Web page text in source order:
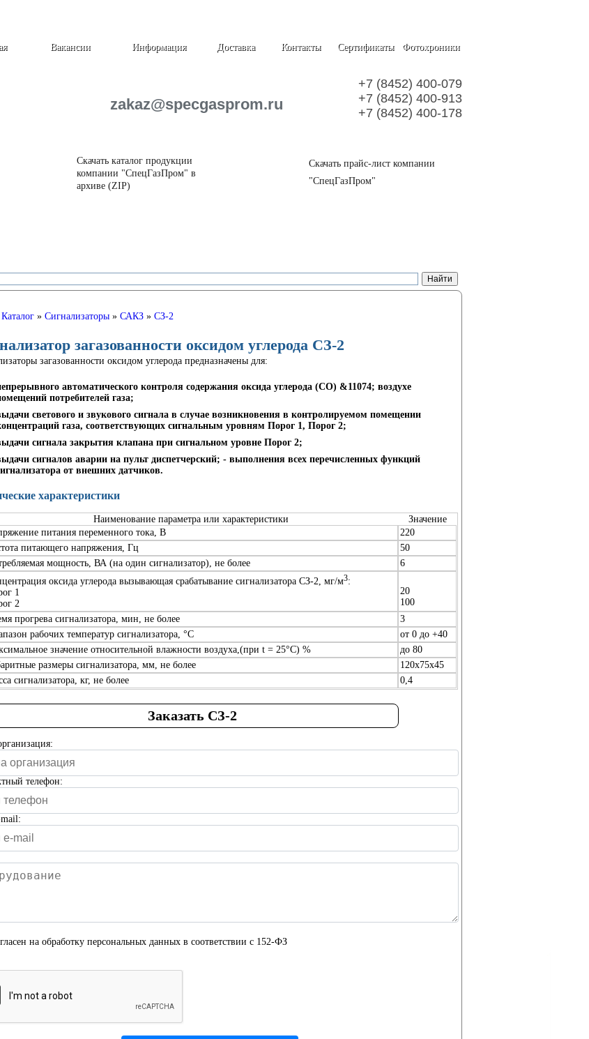
Фотохроники
Сертификаты
Контакты
Доставка
Информация
Вакансии
zakaz@specgasprom.ru
+7 (8452) 400-079
+7 (8452) 400-913
+7 (8452) 400-178
Скачать каталог продукции
компании "СпецГазПром" в
архиве (ZIP)
Скачать прайс-лист компании
"СпецГазПром"
Каталог » Сигнализаторы » САКЗ » СЗ-2
загазованности оксидом углерода СЗ-2
загазованности оксидом углерода предназначены для:
автоматического контроля содержания оксида углерода (СО) &11074; воздухе
потребителей газа;
светового и звукового сигнала в случае возникновения в контролируемом помещении
газа, соответствующих сигнальным уровням Порог 1, Порог 2;
сигнала закрытия клапана при сигнальном уровне Порог 2;
сигналов аварии на пульт диспетчерский; - выполнения всех перечисленных функций
от внешних датчиков.
характеристики
Наименование параметра или характеристики
Значение
питания переменного тока, В
220
питающего напряжения, Гц
50
мощность, ВА (на один сигнализатор), не более
6
оксида углерода вызывающая срабатывание сигнализатора СЗ-2, мг/м3:
1
2
20
100
прогрева сигнализатора, мин, не более
3
рабочих температур сигнализатора, °С
от 0 до +40
значение относительной влажности воздуха,(при t = 25°C) %
до 80
размеры сигнализатора, мм, не более
120х75х45
сигнализатора, кг, не более
0,4
Заказать СЗ-2
телефон:
на обработку персональных данных в соответствии с 152-ФЗ